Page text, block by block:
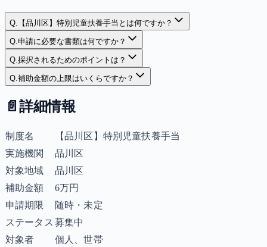
Q. 【品川区】特別児童扶養手当とは何ですか？
Q.申請に必要な書類は何ですか？
Q.採択されるためのポイントは？
Q.補助金額の上限はいくらですか？
📄 詳細情報
制度名
【品川区】特別児童扶養手当
実施機関
品川区
対象地域
品川区
補助金額
6万円
申請期限
随時・未定
ステータス 募集中
対象者
個人、世帯